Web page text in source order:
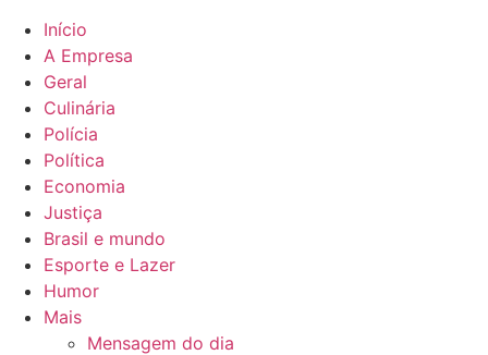
Início
A Empresa
Geral
Culinária
Polícia
Política
Economia
Justiça
Brasil e mundo
Esporte e Lazer
Humor
Mais
Mensagem do dia